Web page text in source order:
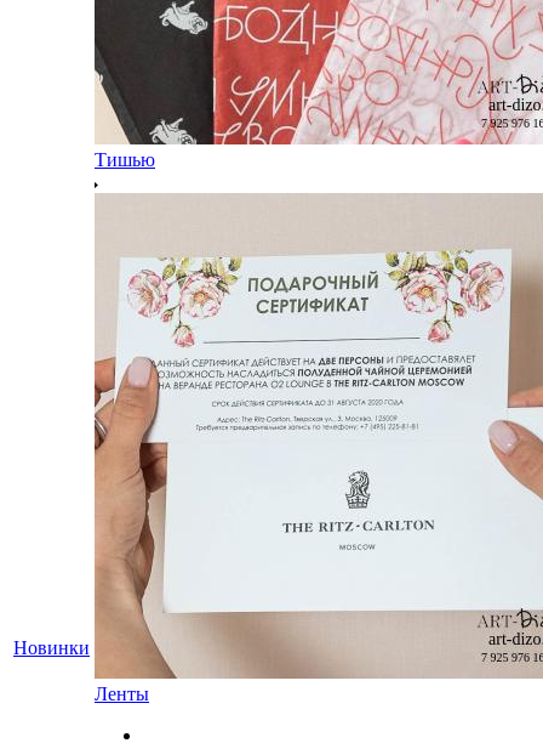
Новинки
Тишью
Ленты